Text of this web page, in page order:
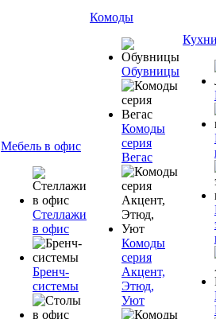
Мебель в офис
Стеллажи
в офис
Бренч-
системы
Комоды
Обувницы
Комоды
серия
Вегас
Комоды
серия
Акцент,
Этюд,
Уют